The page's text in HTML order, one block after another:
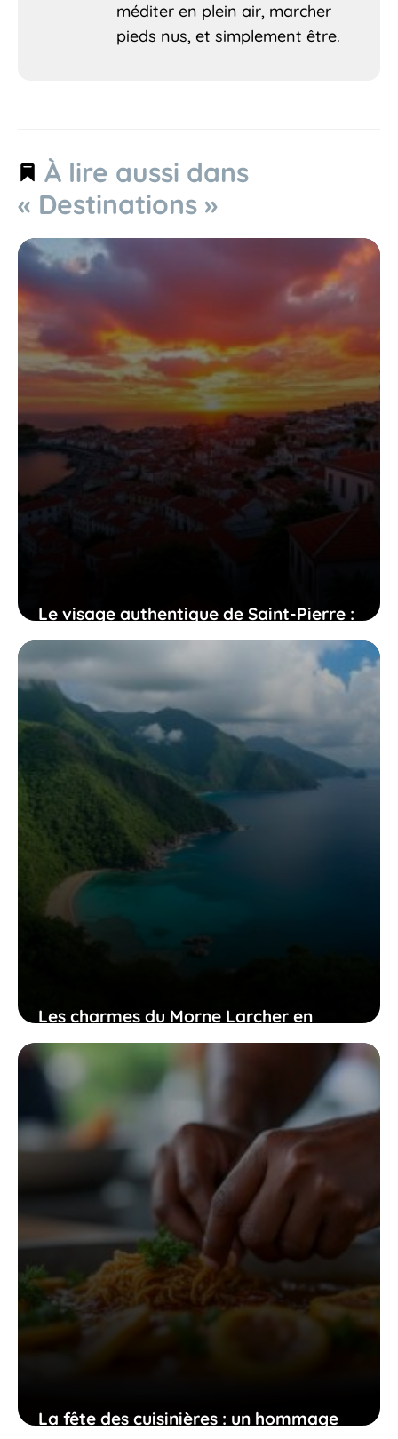
méditer en plein air, marcher
pieds nus, et simplement être.
À lire aussi dans
« Destinations »
Le visage authentique de Saint-Pierre :
un héritage historique puissant et une
résilience admirable
15 juin 2026
Les charmes du Morne Larcher en
Martinique : une invitation à l’aventure
et à la détente
La fête des cuisinières : un hommage